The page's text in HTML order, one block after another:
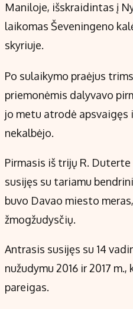
Maniloje, išskraidintas į
laikomas Ševeningeno
skyriuje.
Po sulaikymo praėjus
priemonėmis dalyvavo
jo metu atrodė apsvaigęs
nekalbėjo.
Pirmasis iš trijų R.
susijęs su tariamu
buvo Davao miesto
žmogžudysčių.
Antrasis susijęs su 14
nužudymu 2016 ir 2017
pareigas.